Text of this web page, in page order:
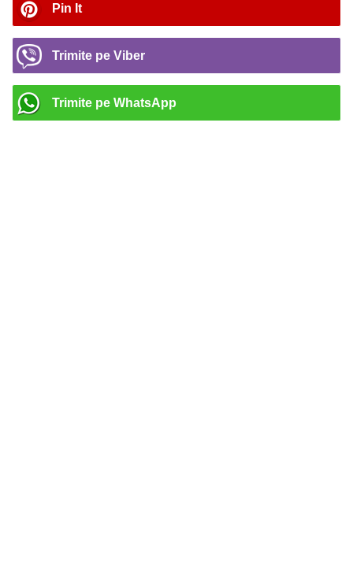
Pin It
Trimite pe Viber
Trimite pe WhatsApp